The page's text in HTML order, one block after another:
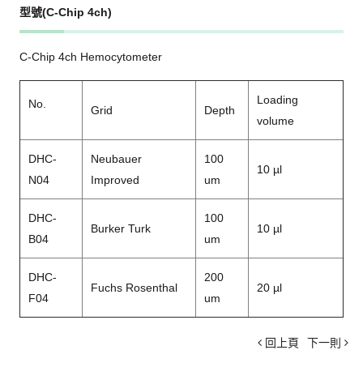
型號(C-Chip 4ch)
C-Chip 4ch Hemocytometer
No. Grid Depth
Loading
volume
DHC-
N04
Neubauer
Improved
100
um
10 µl
DHC-
B04
Burker Turk
100
um
10 µl
DHC-
F04
Fuchs Rosenthal
200
um
20 µl
回上頁 下一則